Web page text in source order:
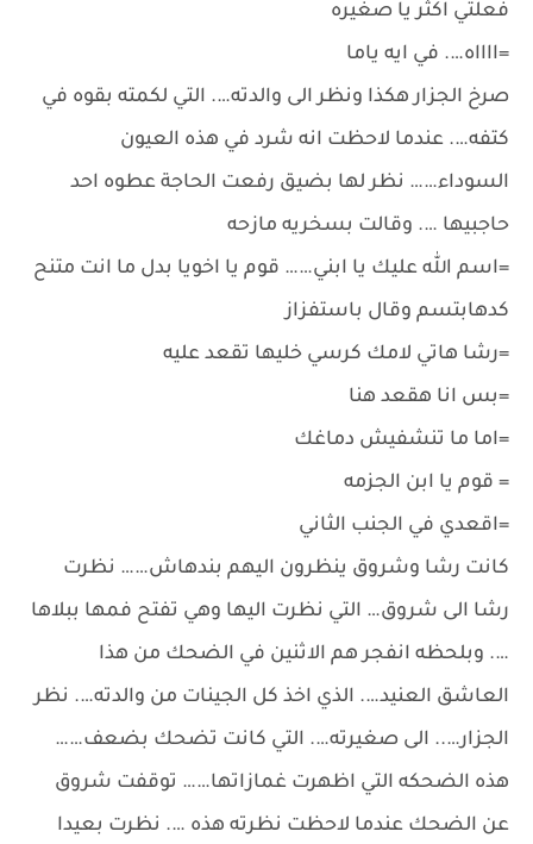
فعلتي اكثر يا صغيره
=ااااه…. في ايه ياما
صرخ الجزار هكذا ونظر الى والدته…. التي لكمته بقوه في
كتفه…. عندما لاحظت انه شرد في هذه العيون
السوداء…… نظر لها بضيق رفعت الحاجة عطوه احد
حاجبيها …. وقالت بسخريه مازحه
=اسم الله عليك يا ابني…… قوم يا اخويا بدل ما انت متنح
كدهابتسم وقال باستفزاز
=رشا هاتي لامك كرسي خليها تقعد عليه
=بس انا هقعد هنا
=اما ما تنشفيش دماغك
= قوم يا ابن الجزمه
=اقعدي في الجنب الثاني
كانت رشا وشروق ينظرون اليهم بندهاش…… نظرت
رشا الى شروق… التي نظرت اليها وهي تفتح فمها ببلاها
…. وبلحظه انفجر هم الاثنين في الضحك من هذا
العاشق العنيد…. الذي اخذ كل الجينات من والدته…. نظر
الجزار….. الى صغيرته…. التي كانت تضحك بضعف……
هذه الضحكه التي اظهرت غمازاتها…… توقفت شروق
عن الضحك عندما لاحظت نظرته هذه …. نظرت بعيدا